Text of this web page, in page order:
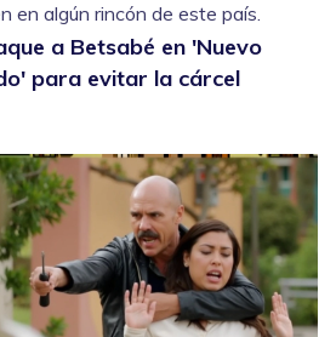
en algún rincón de este país.
a Betsabé en 'Nuevo
para evitar la cárcel